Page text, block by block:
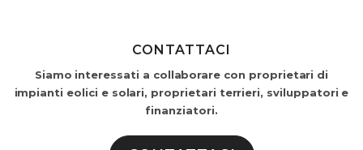
CONTATTACI
Siamo interessati a collaborare con proprietari di
impianti eolici e solari, proprietari terrieri, sviluppatori e
finanziatori.